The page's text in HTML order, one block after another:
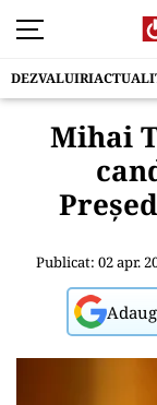
DEZVALUIRI
Mihai
Publicat: 02 apr.